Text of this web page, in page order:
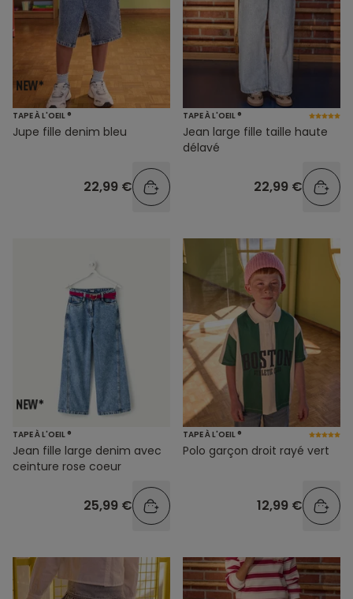
TAPE À L'OEIL ®
Jupe fille denim bleu
22,99 €
TAPE À L'OEIL ®
Jean large fille taille haute
délavé
22,99 €
TAPE À L'OEIL ®
Jean fille large denim avec
ceinture rose coeur
25,99 €
TAPE À L'OEIL ®
Polo garçon droit rayé vert
12,99 €